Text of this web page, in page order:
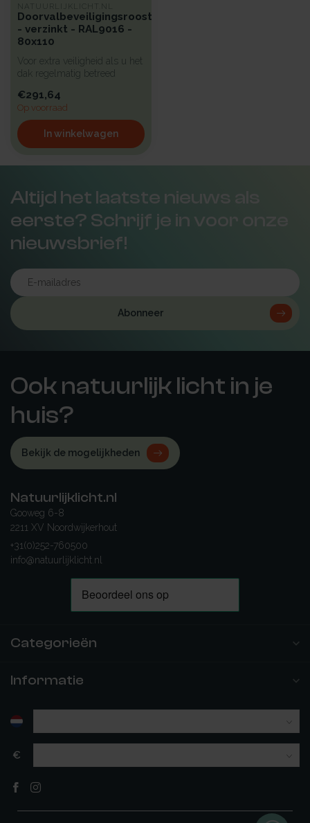
NATUURLIJKLICHT.NL
Doorvalbeveiligingsrooster
- verzinkt - RAL9016 -
80x110
Voor extra veiligheid als u het
dak regelmatig betreed
€291,64
Op voorraad
In winkelwagen
Altijd het laatste nieuws als
eerste? Schrijf je in voor onze
nieuwsbrief!
Abonneer
Ook natuurlijk licht in je
huis?
Bekijk de mogelijkheden
Natuurlijklicht.nl
Gooweg 6-8
2211 XV Noordwijkerhout
+31(0)252-760500
info@natuurlijklicht.nl
Categorieën
Informatie
€